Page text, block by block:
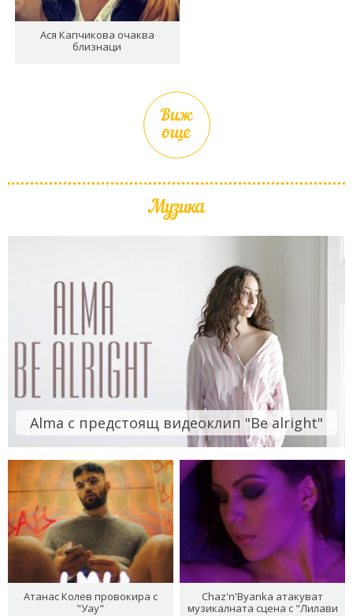
Ася Капчикова очаква
близнаци
Виж
още
Музика
Alma с предстоящ видеоклип "Be alright"
Атанас Колев провокира с
"Уау"
Chaz'n'Byanka атакуват
музикалната сцена с "Лилави